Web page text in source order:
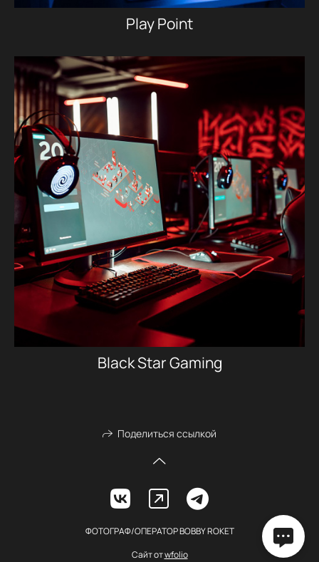
Play Point
Black Star Gaming
Поделиться ссылкой
ФОТОГРАФ/ОПЕРАТОР BOBBY ROKET
Сайт отwfolio